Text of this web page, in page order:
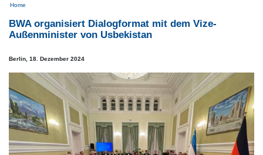
Pfadnavigation
Home
BWA organisiert Dialogformat mit dem Vize-
Außenminister von Usbekistan
Berlin, 18. Dezember 2024